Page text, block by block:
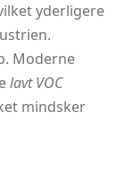
yderligere
Moderne
lavt VOC
mindsker